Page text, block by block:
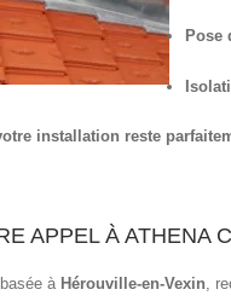
Pose
installation reste
APPEL À ATHENA
basée à Hérouville-en-Vexin,